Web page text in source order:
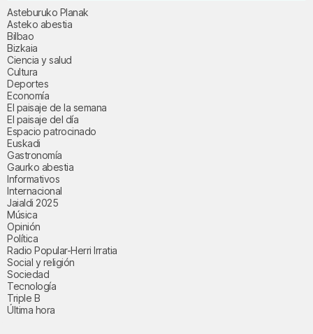
Asteburuko Planak
Asteko abestia
Bilbao
Bizkaia
Ciencia y salud
Cultura
Deportes
Economía
El paisaje de la semana
El paisaje del día
Espacio patrocinado
Euskadi
Gastronomía
Gaurko abestia
Informativos
Internacional
Jaialdi 2025
Música
Opinión
Política
Radio Popular-Herri Irratia
Social y religión
Sociedad
Tecnología
Triple B
Última hora